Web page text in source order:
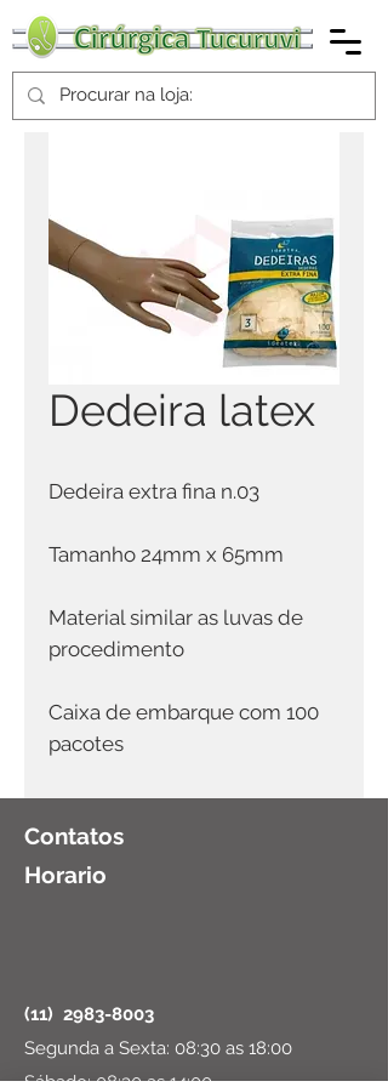
Dedeira latex
Dedeira extra fina n.03
Tamanho 24mm x 65mm
Material similar as luvas de
procedimento
Caixa de embarque com 100
pacotes
Contatos
Horario
(11) 2983-8003
Segunda a Sexta: 08:30 as 18:00
Sábado: 08:30 as 14:00